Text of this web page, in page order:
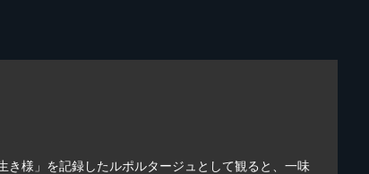
様」を記録したルポルタージュとして観ると、一味